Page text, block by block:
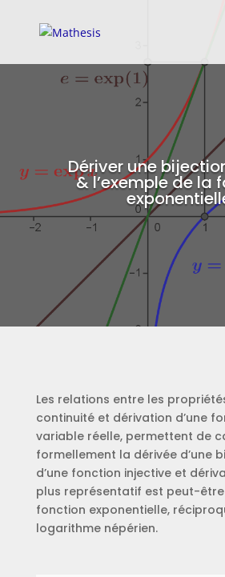
Dériver une
& l’exemple de la
Les relations entre les
continuité et dérivation d’une
variable réelle, permettent de
formellement la dérivée d’une
d’une fonction injective et
plus représentatif est peut-
fonction exponentielle,
logarithme népérien.